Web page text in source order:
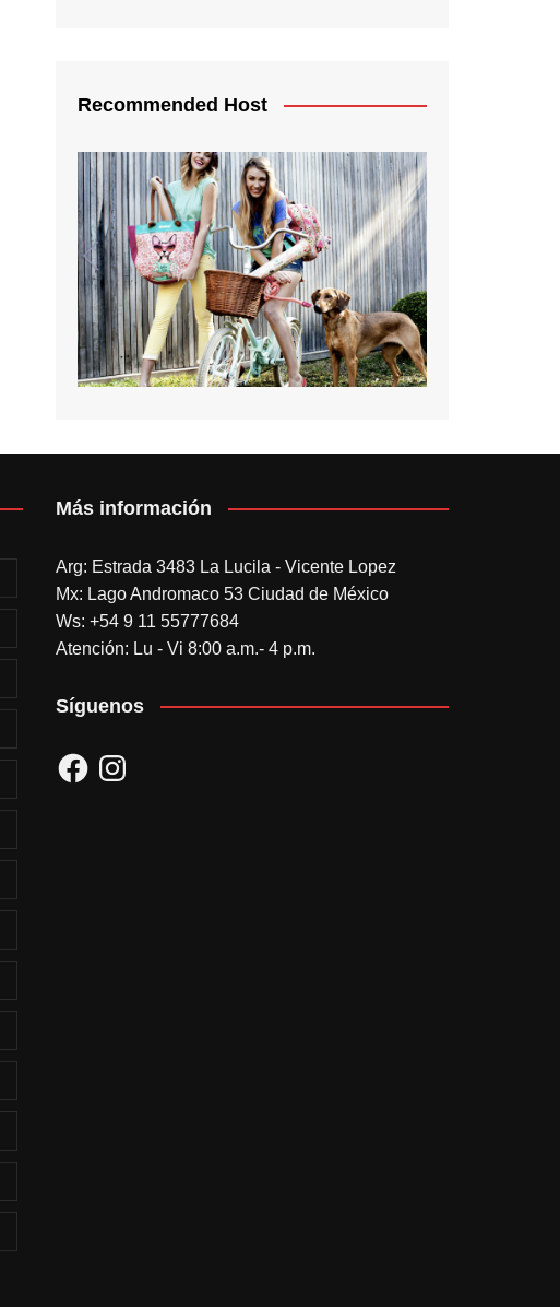
Recommended Host
Más información
Arg: Estrada 3483 La Lucila - Vicente Lopez
Mx: Lago Andromaco 53 Ciudad de México
Ws: +54 9 11 55777684
Atención: Lu - Vi 8:00 a.m.- 4 p.m.
Síguenos
FacebookInstagram